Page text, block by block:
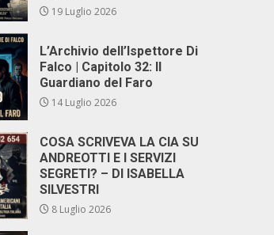
19 Luglio 2026
L’Archivio dell’Ispettore Di
Falco | Capitolo 32: Il
Guardiano del Faro
14 Luglio 2026
COSA SCRIVEVA LA CIA SU
ANDREOTTI E I SERVIZI
SEGRETI? – DI ISABELLA
SILVESTRI
8 Luglio 2026